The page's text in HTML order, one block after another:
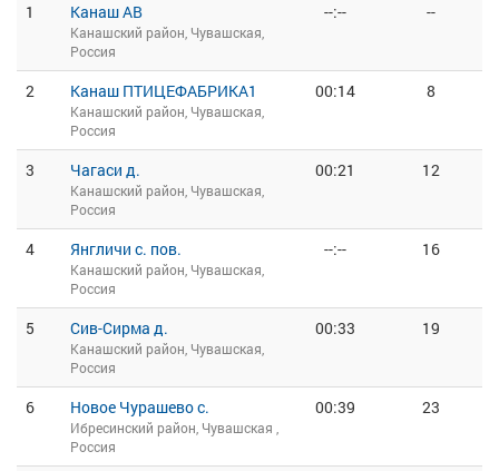
1
Канаш АВ
Канашский район, Чувашская,
Россия
--:-- --
2 Канаш ПТИЦЕФАБРИКА1
Канашский район, Чувашская,
Россия
00:14 8
3 Чагаси д.
Канашский район, Чувашская,
Россия
00:21 12
4 Янгличи с. пов.
Канашский район, Чувашская,
Россия
--:-- 16
5 Сив-Сирма д.
Канашский район, Чувашская,
Россия
00:33 19
6 Новое Чурашево с.
Ибресинский район, Чувашская ,
Россия
00:39 23